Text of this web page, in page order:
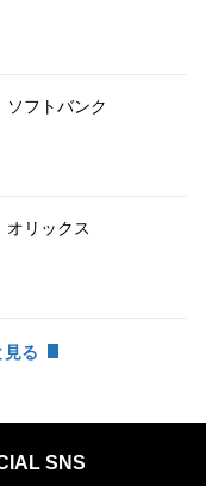
ソフトバンク
オリックス
見る
SNS